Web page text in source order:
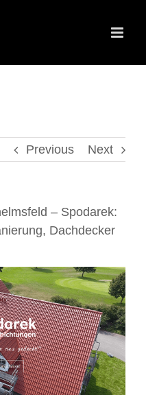
Previous Next
– Spodarek:
Dachdecker